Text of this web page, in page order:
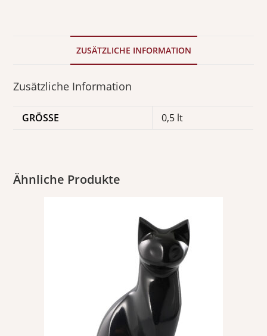
ZUSÄTZLICHE INFORMATION
Zusätzliche Information
GRÖSSE 0,5 lt
Ähnliche Produkte